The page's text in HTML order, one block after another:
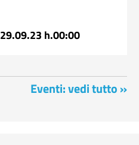
29.09.23 h.00:00
Eventi: vedi tutto »